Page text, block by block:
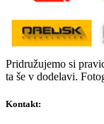
Pridružujemo si
ta še v dodelavi.
Kontakt: